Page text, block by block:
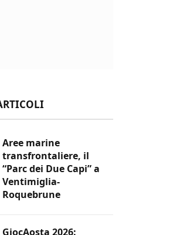
Aree marine
transfrontaliere, il
“Parc dei Due Capi” a
Ventimiglia-
Roquebrune
GiocAosta 2026: